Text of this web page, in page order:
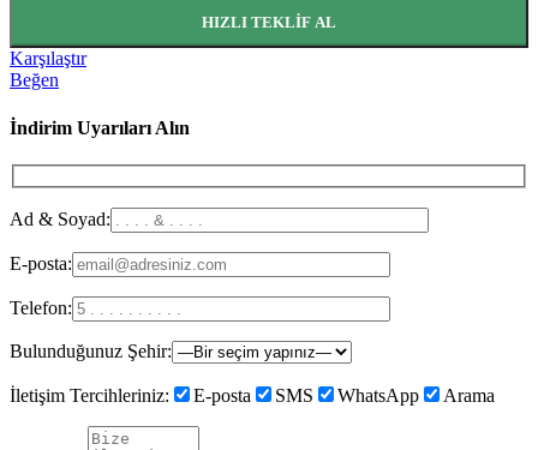
HIZLI TEKLIF AL
Karşılaştır
Beğen
İndirim Uyarıları Alın
Ad & Soyad:
E-posta:
Telefon:
Bulunduğunuz Şehir:
İletişim Tercihleriniz: E-posta SMS WhatsApp Arama